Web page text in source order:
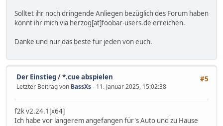
Solltet ihr noch dringende Anliegen bezüglich des Forum haben
könnt ihr mich via herzog[at]foobar-users.de erreichen.
Danke und nur das beste für jeden von euch.
#5
Der Einstieg/*.cue abspielen
Letzter Beitrag von BassXs- 11. Januar 2025, 15:02:38
f2k v2.24.1[x64]
Ich habe vor längerem angefangen für's Auto und zu Hause